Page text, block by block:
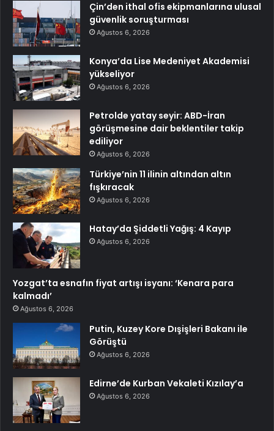
Çin’den ithal ofis ekipmanlarına ulusal
güvenlik soruşturması
Ağustos 6, 2026
Konya’da Lise Medeniyet Akademisi
yükseliyor
Ağustos 6, 2026
Petrolde yatay seyir: ABD-İran
görüşmesine dair beklentiler takip
ediliyor
Ağustos 6, 2026
Türkiye’nin 11 ilinin altından altın
fışkıracak
Ağustos 6, 2026
Hatay’da Şiddetli Yağış: 4 Kayıp
Ağustos 6, 2026
Yozgat’ta esnafın fiyat artışı isyanı: ‘Kenara para
kalmadı’
Ağustos 6, 2026
Putin, Kuzey Kore Dışişleri Bakanı ile
Görüştü
Ağustos 6, 2026
Edirne’de Kurban Vekaleti Kızılay’a
Ağustos 6, 2026